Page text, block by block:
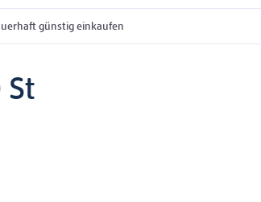
günstig einkaufen
St